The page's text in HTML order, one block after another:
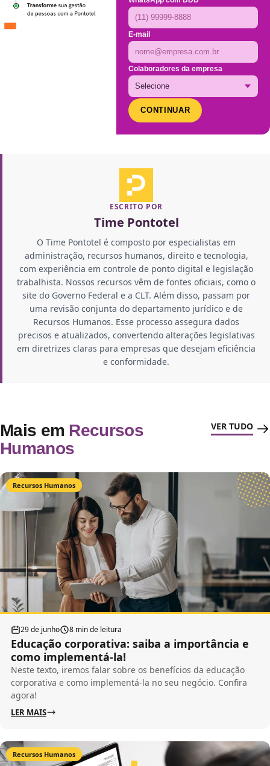
E-mail
Colaboradores da empresa
CONTINUAR
ESCRITO POR
Time Pontotel
O Time Pontotel é composto por especialistas em
administração, recursos humanos, direito e tecnologia,
com experiência em controle de ponto digital e legislação
trabalhista. Nossos recursos vêm de fontes oficiais, como o
site do Governo Federal e a CLT. Além disso, passam por
uma revisão conjunta do departamento jurídico e de
Recursos Humanos. Esse processo assegura dados
precisos e atualizados, convertendo alterações legislativas
em diretrizes claras para empresas que desejam eficiência
e conformidade.
Mais em Recursos
Humanos
VER TUDO
Recursos Humanos
29 de junho 8 min de leitura
Educação corporativa: saiba a importância e
como implementá-la!
Neste texto, iremos falar sobre os benefícios da educação
corporativa e como implementá-la no seu negócio. Confira
agora!
LER MAIS
Recursos Humanos